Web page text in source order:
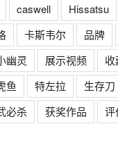
caswell Hissatsu
卡斯韦尔 品牌
幽灵 展示视频 收
鱼 特左拉 生存刀
必杀 获奖作品 评